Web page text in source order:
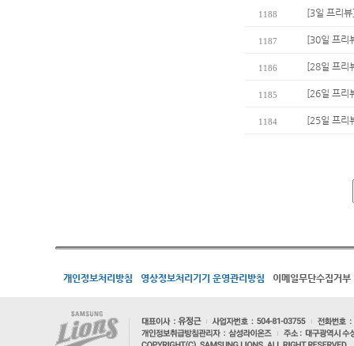
1188 [3일 프리
1187 [30일 프리
1186 [28일 프리
1185 [26일 프리
1184 [25일 프리
개인정보처리방침 영상정보처리기기 운영관리방침 이메일무단수집거부